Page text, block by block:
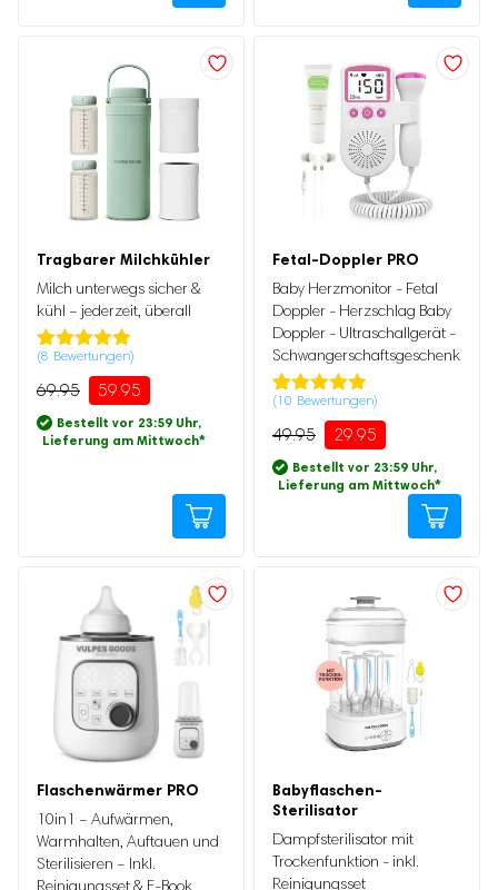
Tragbarer Milchkühler
Milch unterwegs sicher &
kühl – jederzeit, überall
Bewertet
mit 4.88
von 5,
basierend
auf
8
Kundenbewertung
(8 Bewertungen)
69.95
Ursprünglicher
69.95
59.95
Aktueller
59.95.
Bestellt vor 23:59 Uhr,
Lieferung am Mittwoch*
Fetal-Doppler PRO
Baby Herzmonitor - Fetal
Doppler - Herzschlag Baby
Doppler - Ultraschallgerät -
Schwangerschaftsgeschenk
Bewertet
mit 4.80
von 5,
basierend
auf
10
Kundenbewertung
(10 Bewertungen)
49.95
Preis
war:
49.95
29.95
Preis
ist:
29.95.
Bestellt vor 23:59 Uhr,
Lieferung am Mittwoch*
Flaschenwärmer PRO
10in1 – Aufwärmen,
Warmhalten, Auftauen und
Sterilisieren – Inkl.
Reinigungsset & E-Book
Preis
war:
59.95
Preis
ist:
34.95.
Babyflaschen-
Sterilisator
Dampfsterilisator mit
Trockenfunktion - inkl.
Reinigungsset
Preis
war:
109.95
Preis
ist:
59.95.